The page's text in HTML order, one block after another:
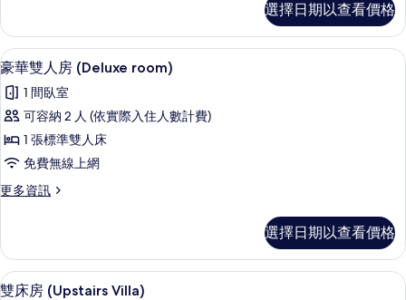
的
所
有
相
片
Super
Deluxe
rooms
Bedrooms
and
Bathrooms)
的
情
選擇日期以查看價格
顯
示
豪
華
雙
房
room)
的
所
豪華雙人房 (Deluxe room) | 客房內保
1
豪華雙人房 (Deluxe room)
1 間臥室
可容納 2 人 (依實際入住人數計費)
1 張標準雙人床
免費無線上網
更多資訊
更
雙
人
房
選擇日期以查看價格
顯1
雙床房 (Upstairs Villa)